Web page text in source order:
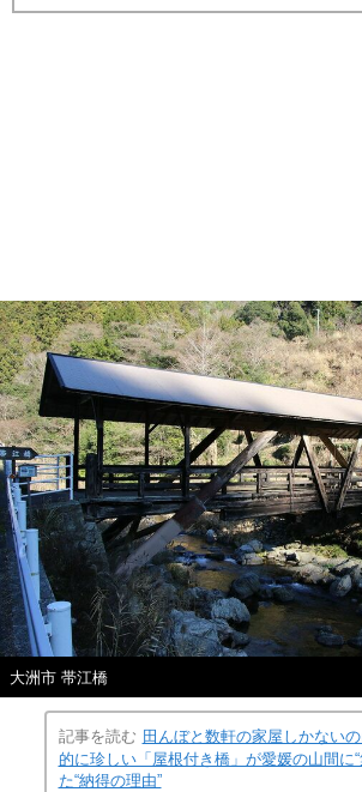
大洲市 帯江橋
記事を読む 田んぼと数軒の家屋しかない
的に珍しい「屋根付き橋」が愛媛の山間に
た“納得の理由”